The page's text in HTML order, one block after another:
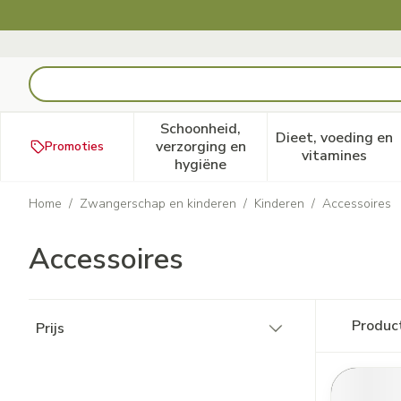
Product, merk, categorie...
Promoties
Schoonheid,
verzorging en
hygiëne
Toon submenu voor
Dieet, voeding en
vitamines
Toon
Home / Zwangerschap en kinderen / Kinderen / Accessoires
Accessoires
Prijs